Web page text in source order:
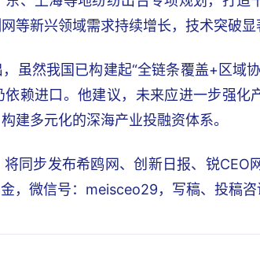
等新兴领域需求持续增长，技术突破显
虽然我国已构建起“全链条覆盖+区域
赖进口。他建议，未来应进一步强化
建多元化的深海产业投融资体系。
将同步发布希鸥网、创新日报、锐
，微信号：meisceo29，写稿、投稿咨